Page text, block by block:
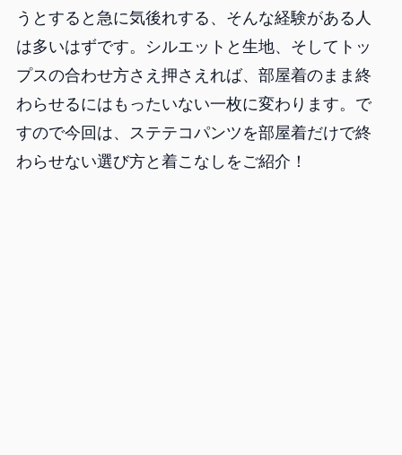
うとすると急に気後れする、そんな経験がある人
は多いはずです。シルエットと生地、そしてトッ
プスの合わせ方さえ押さえれば、部屋着のまま終
わらせるにはもったいない一枚に変わります。で
すので今回は、ステテコパンツを部屋着だけで終
わらせない選び方と着こなしをご紹介！